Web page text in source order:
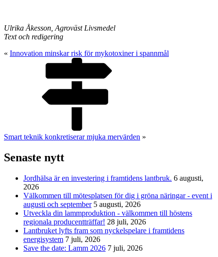
Ulrika Åkesson, Agroväst Livsmedel
Text och redigering
« Innovation minskar risk för mykotoxiner i spannmål
Smart teknik konkretiserar mjuka mervärden »
Senaste nytt
Jordhälsa är en investering i framtidens lantbruk. 6 augusti,
2026
Välkommen till mötesplatsen för dig i gröna näringar - event i
augusti och september 5 augusti, 2026
Utveckla din lammproduktion - välkommen till höstens
regionala producentträffar! 28 juli, 2026
Lantbruket lyfts fram som nyckelspelare i framtidens
energisystem 7 juli, 2026
Save the date: Lamm 2026 7 juli, 2026